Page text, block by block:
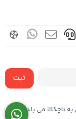
ثبت
تاچکالا می باشد |